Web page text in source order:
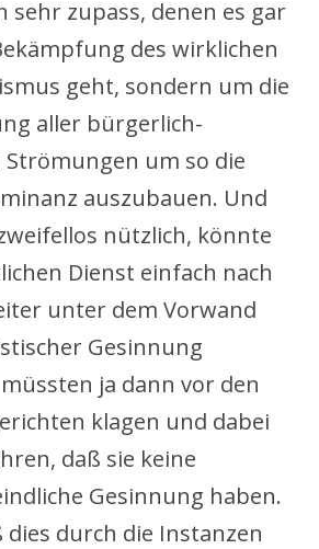
sehr zupass, denen es gar
des wirklichen
geht, sondern um die
aller bürgerlich-
um so die
auszubauen. Und
nützlich, könnte
Dienst einfach nach
unter dem Vorwand
Gesinnung
ja dann vor den
klagen und dabei
daß sie keine
Gesinnung haben.
durch die Instanzen